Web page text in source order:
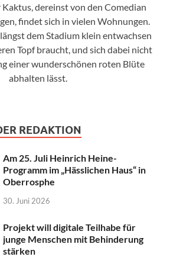
dereinst von den Comedian
findet sich in vielen Wohnungen.
dem Stadium klein entwachsen
Topf braucht, und sich dabei nicht
einer wunderschönen roten Blüte
abhalten lässt.
REDAKTION
Am 25. Juli Heinrich Heine-
Programm im „Hässlichen Haus“ in
Oberrosphe
30. Juni 2026
Projekt will digitale Teilhabe für
junge Menschen mit Behinderung
stärken